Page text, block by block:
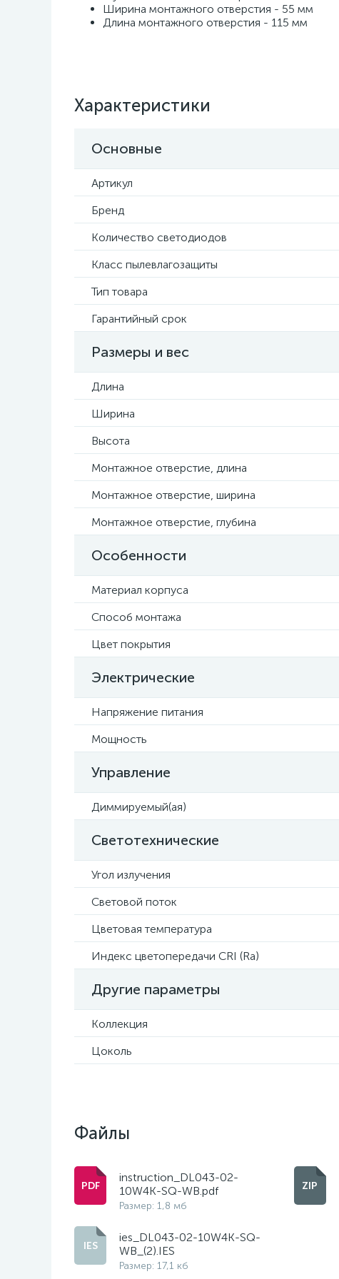
Ширина монтажного отверстия - 55 мм
Длина монтажного отверстия - 115 мм
Характеристики
Основные
Артикул
Бренд
Количество светодиодов
Класс пылевлагозащиты
Тип товара
Гарантийный срок
Размеры и вес
Длина
Ширина
Высота
Монтажное отверстие, длина
Монтажное отверстие, ширина
Монтажное отверстие, глубина
Особенности
Материал корпуса
Способ монтажа
Цвет покрытия
Электрические
Напряжение питания
Мощность
Управление
Диммируемый(ая)
Светотехнические
Угол излучения
Световой поток
Цветовая температура
Индекс цветопередачи CRI (Ra)
Другие параметры
Коллекция
Цоколь
Файлы
instruction_DL043-02-
10W4K-SQ-WB.pdf
Размер: 1,8 мб
ies_DL043-02-10W4K-SQ-
WB_(2).IES
Размер: 17,1 кб